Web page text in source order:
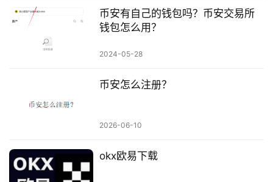
币安有自己的钱包吗？币安交易所
钱包怎么用？
2024-05-28
币安怎么注册？
2026-06-10
okx欧易下载